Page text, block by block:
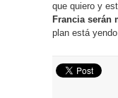
que quiero y
Francia serán
plan está